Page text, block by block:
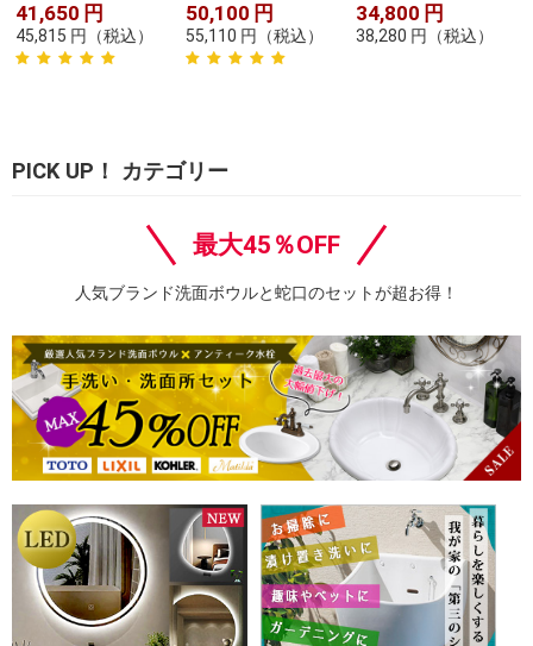
41,650 円
45,815 円 （税込）
50,100 円
55,110 円 （税込）
34,800 円
38,280 円 （税込）
PICK UP！ カテゴリー
最大45％OFF
人気ブランド洗面ボウルと蛇口のセットが超お得！